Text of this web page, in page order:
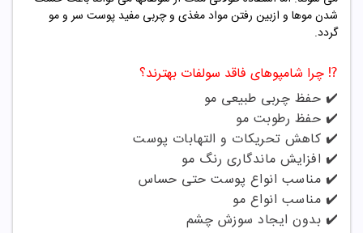
شدن موها و ازبین رفتن مواد مغذی و چربی مفید پوست سر و مو
گردد.
⁉️ چرا شامپوهای فاقد سولفات بهترند؟
✔️ حفظ چربی طبیعی مو
✔️ حفظ رطوبت مو
✔️ کاهش تحریکات و التهابات پوست
✔️ افزایش ماندگاری رنگ مو
✔️ مناسب انواع پوست حتی حساس
✔️ مناسب انواع مو
✔️ بدون ایجاد سوزش چشم